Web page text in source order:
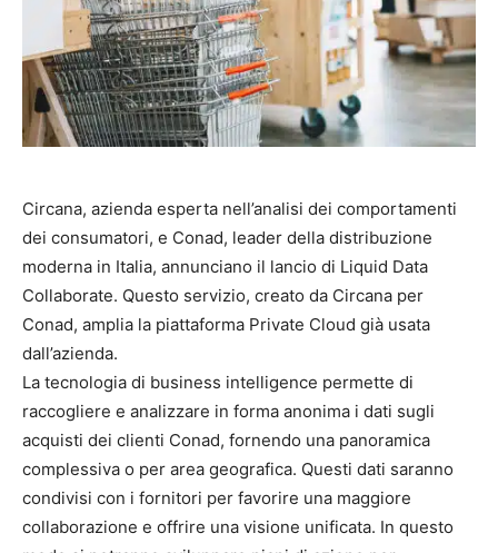
Circana, azienda esperta nell’analisi dei comportamenti
dei consumatori, e Conad, leader della distribuzione
moderna in Italia, annunciano il lancio di Liquid Data
Collaborate. Questo servizio, creato da Circana per
Conad, amplia la piattaforma Private Cloud già usata
dall’azienda.
La tecnologia di business intelligence permette di
raccogliere e analizzare in forma anonima i dati sugli
acquisti dei clienti Conad, fornendo una panoramica
complessiva o per area geografica. Questi dati saranno
condivisi con i fornitori per favorire una maggiore
collaborazione e offrire una visione unificata. In questo